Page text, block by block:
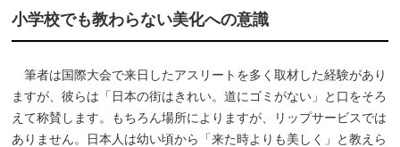
小学校でも教わらない美化への意識
筆者は国際大会で来日したアスリートを多く取材した経験があり
ますが、彼らは「日本の街はきれい。道にゴミがない」と口をそろ
えて称賛します。もちろん場所によりますが、リップサービスでは
ありません。日本人は幼い頃から「来た時よりも美しく」と教えら